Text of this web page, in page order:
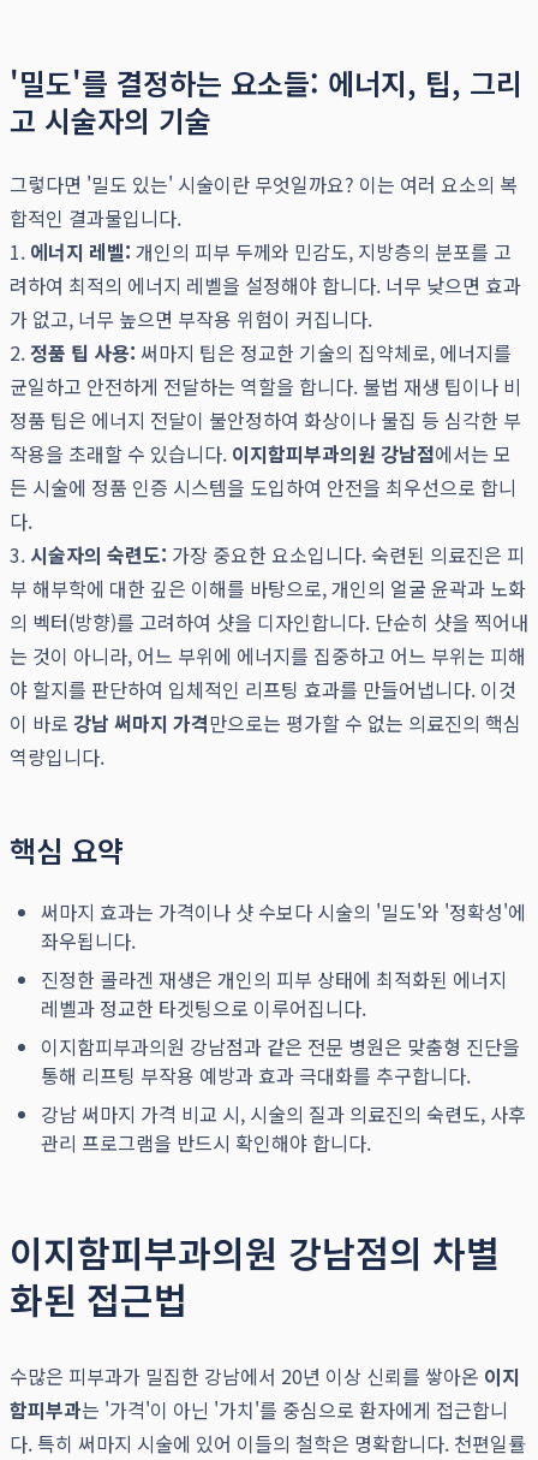
'밀도'를 결정하는 요소들: 에너지, 팁, 그리
고 시술자의 기술
그렇다면 '밀도 있는' 시술이란 무엇일까요? 이는 여러 요소의 복
합적인 결과물입니다.
1. 에너지 레벨: 개인의 피부 두께와 민감도, 지방층의 분포를 고
려하여 최적의 에너지 레벨을 설정해야 합니다. 너무 낮으면 효과
가 없고, 너무 높으면 부작용 위험이 커집니다.
2. 정품 팁 사용: 써마지 팁은 정교한 기술의 집약체로, 에너지를
균일하고 안전하게 전달하는 역할을 합니다. 불법 재생 팁이나 비
정품 팁은 에너지 전달이 불안정하여 화상이나 물집 등 심각한 부
작용을 초래할 수 있습니다. 이지함피부과의원 강남점에서는 모
든 시술에 정품 인증 시스템을 도입하여 안전을 최우선으로 합니
다.
3.시술자의 숙련도: 가장 중요한 요소입니다. 숙련된 의료진은 피
부 해부학에 대한 깊은 이해를 바탕으로, 개인의 얼굴 윤곽과 노화
의 벡터(방향)를 고려하여 샷을 디자인합니다. 단순히 샷을 찍어내
는 것이 아니라, 어느 부위에 에너지를 집중하고 어느 부위는 피해
야 할지를 판단하여 입체적인 리프팅 효과를 만들어냅니다. 이것
이 바로 강남 써마지 가격만으로는 평가할 수 없는 의료진의 핵심
역량입니다.
핵심 요약
써마지 효과는 가격이나 샷 수보다 시술의 '밀도'와 '정확성'에
좌우됩니다.
진정한 콜라겐 재생은 개인의 피부 상태에 최적화된 에너지
레벨과 정교한 타겟팅으로 이루어집니다.
이지함피부과의원 강남점과 같은 전문 병원은 맞춤형 진단을
통해 리프팅 부작용 예방과 효과 극대화를 추구합니다.
강남 써마지 가격 비교 시, 시술의 질과 의료진의 숙련도, 사후
관리 프로그램을 반드시 확인해야 합니다.
이지함피부과의원 강남점의 차별
화된 접근법
수많은 피부과가 밀집한 강남에서 20년 이상 신뢰를 쌓아온 이지
함피부과는 '가격'이 아닌 '가치'를 중심으로 환자에게 접근합니
다. 특히 써마지 시술에 있어 이들의 철학은 명확합니다. 천편일률